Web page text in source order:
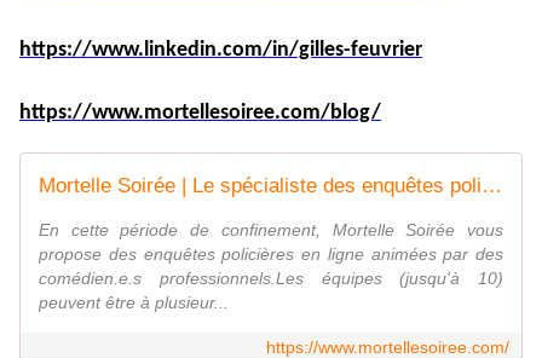
https://www.linkedin.com/in/gilles-feuvrier
https://www.mortellesoiree.com/blog/
Mortelle Soirée | Le spécialiste des enquêtes policières en grandeur nature
En cette période de confinement, Mortelle Soirée vous
propose des enquêtes policières en ligne animées par des
comédien.e.s professionnels.Les équipes (jusqu'à 10)
peuvent être à plusieur...
https://www.mortellesoiree.com/